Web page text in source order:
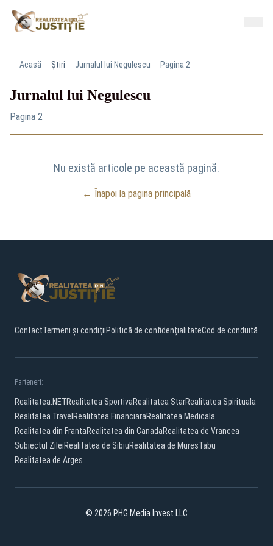
Acasă Știri Jurnalul lui Negulescu Pagina 2
Jurnalul lui Negulescu
Pagina 2
Nu există articole pe această pagină.
← Înapoi la pagina principală
ContactTermeni și condițiiPolitică de confidențialitateCod de conduită
Parteneri:
Realitatea.NETRealitatea SportivaRealitatea StarRealitatea Spirituala
Realitatea Travel Realitatea FinanciaraRealitatea Medicala
Realitatea din FrantaRealitatea din CanadaRealitatea de Vrancea
Subiectul ZileiRealitatea de SibiuRealitatea de MuresTabu
Realitatea de Arges
© 2026 PHG Media Invest LLC